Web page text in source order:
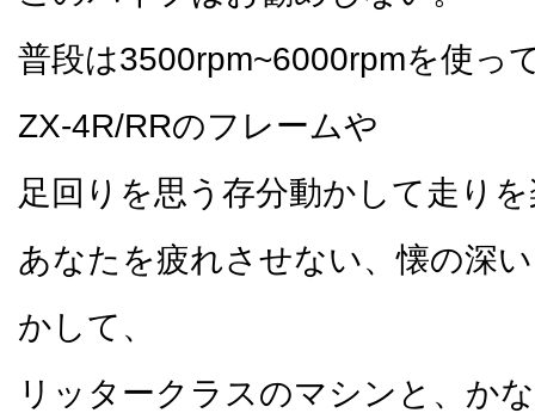
普段は3500rpm~6000rpmを使っ
ZX-4R/RRのフレームや
足回りを思う存分動かして走り
あなたを疲れさせない、懐の深
かして、
リッタークラスのマシンと、か